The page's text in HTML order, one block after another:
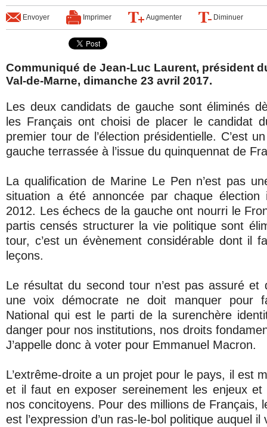
Envoyer Imprimer Augmenter Diminuer
Communiqué de Jean-Luc Laurent, président
Val-de-Marne, dimanche 23 avril 2017.
Les deux candidats de gauche sont éliminés
les Français ont choisi de placer le candidat
premier tour de l’élection présidentielle. C’est
gauche terrassée à l’issue du quinquennat de
La qualification de Marine Le Pen n’est pas
situation a été annoncée par chaque élection
2012. Les échecs de la gauche ont nourri le
partis censés structurer la vie politique sont
tour, c’est un évènement considérable dont il
leçons.
Le résultat du second tour n’est pas assuré et
une voix démocrate ne doit manquer pour
National qui est le parti de la surenchère
danger pour nos institutions, nos droits
J’appelle donc à voter pour Emmanuel Macron.
L’extrême-droite a un projet pour le pays, il est
et il faut en exposer sereinement les enjeux et
nos concitoyens. Pour des millions de Français,
est l’expression d’un ras-le-bol politique auquel